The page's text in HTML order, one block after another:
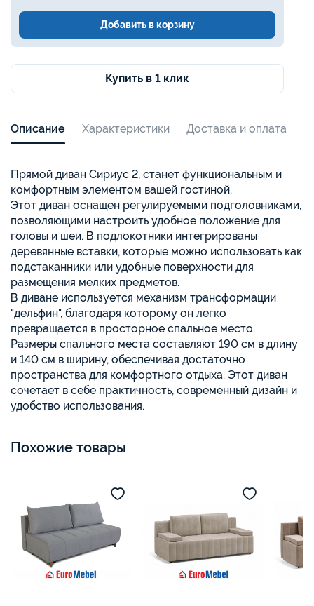
Добавить в корзину
Купить в 1 клик
Описание Характеристики Доставка и оплата
Прямой диван Сириус 2, станет функциональным и
комфортным элементом вашей гостиной.
Этот диван оснащен регулируемыми подголовниками,
позволяющими настроить удобное положение для
головы и шеи. В подлокотники интегрированы
деревянные вставки, которые можно использовать как
подстаканники или удобные поверхности для
размещения мелких предметов.
В диване используется механизм трансформации
"дельфин", благодаря которому он легко
превращается в просторное спальное место.
Размеры спального места составляют 190 см в длину
и 140 см в ширину, обеспечивая достаточно
пространства для комфортного отдыха. Этот диван
сочетает в себе практичность, современный дизайн и
удобство использования.
Похожие товары